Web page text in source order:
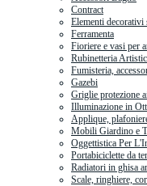
Contract
Elementi decorativi
Ferramenta
Fioriere e vasi per
Rubinetteria
Fumisteria,
Gazebi
Griglie protezione
Illuminazione in
Applique,
Mobili Giardino e
Oggettistica Per
Portabiciclette da
Radiatori in ghisa
Scale, ringhiere,